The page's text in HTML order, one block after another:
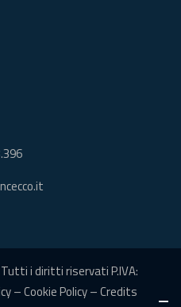
i diritti riservati P.IVA:
–Cookie Policy–Credits